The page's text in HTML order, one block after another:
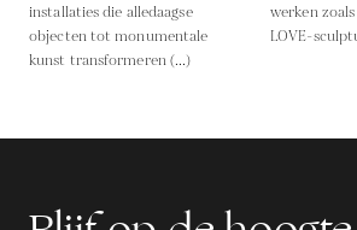
installaties die alledaagse
objecten tot monumentale
kunst transformeren (...)
werken
LOVE-